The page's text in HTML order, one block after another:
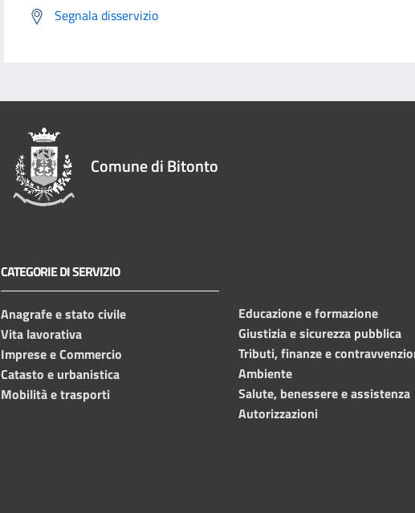
Segnala disservizio
Comune di Bitonto
CATEGORIE DI SERVIZIO
Anagrafe e stato civile
Vita lavorativa
Imprese e Commercio
Catasto e urbanistica
Mobilità e trasporti
Educazione e formazione
Giustizia e sicurezza pubblica
Tributi, finanze e
Ambiente
Salute, benessere e assistenza
Autorizzazioni